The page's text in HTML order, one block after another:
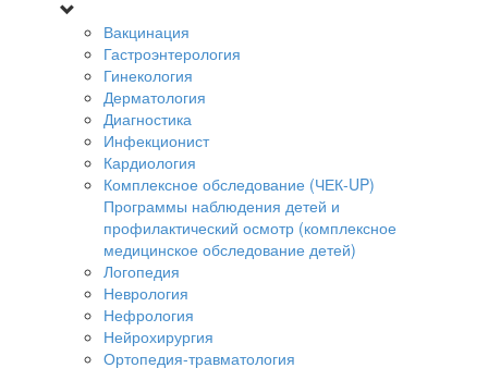
Вакцинация
Гастроэнтерология
Гинекология
Дерматология
Диагностика
Инфекционист
Кардиология
Комплексное обследование (ЧЕК-UP)
Программы наблюдения детей и
профилактический осмотр (комплексное
медицинское обследование детей)
Логопедия
Неврология
Нефрология
Нейрохирургия
Ортопедия-травматология